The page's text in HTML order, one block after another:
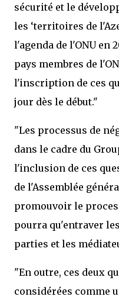
sécurité et le
les ‘territoires de
l'agenda de l'ONU en
pays membres de
l'inscription de ces
jour dès le début."
"Les processus de
dans le cadre du
l'inclusion de ces
de l'Assemblée
promouvoir le
pourra qu'entraver
parties et les
"En outre, ces deux
considérées comme